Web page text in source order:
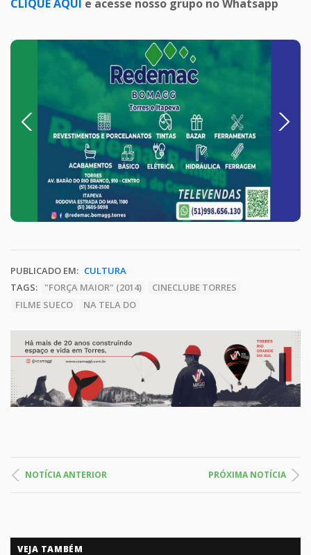
CLIQUE AQUI e acesse nosso grupo no Whatsapp
Previous Next
PUBLICADO EM: CULTURA
TAGS:
"FORÇA MAIOR" (2014)
CINECLUBE TORRES
FILME SUECO
NA TELA DO
NOTÍCIA ANTERIOR PRÓXIMA NOTÍCIA
VEJA TAMBÉM